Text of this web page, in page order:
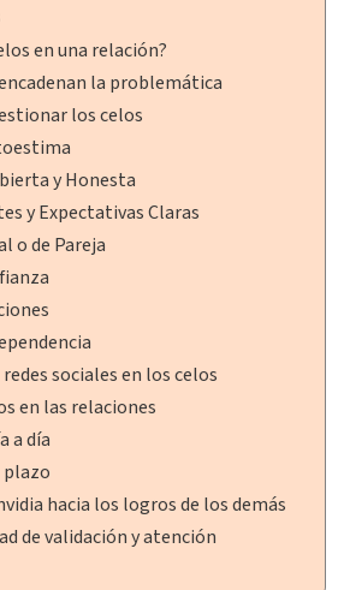
en una relación?
la problemática
los celos
y Honesta
y Expectativas Claras
o de Pareja
sociales en los celos
en las relaciones
a día
hacia los logros de los demás
de validación y atención